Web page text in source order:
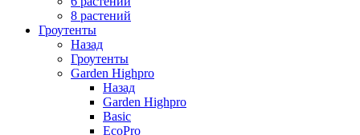
8 растений
Гроутенты
Назад
Гроутенты
Garden Highpro
Назад
Garden Highpro
Basic
EcoPro